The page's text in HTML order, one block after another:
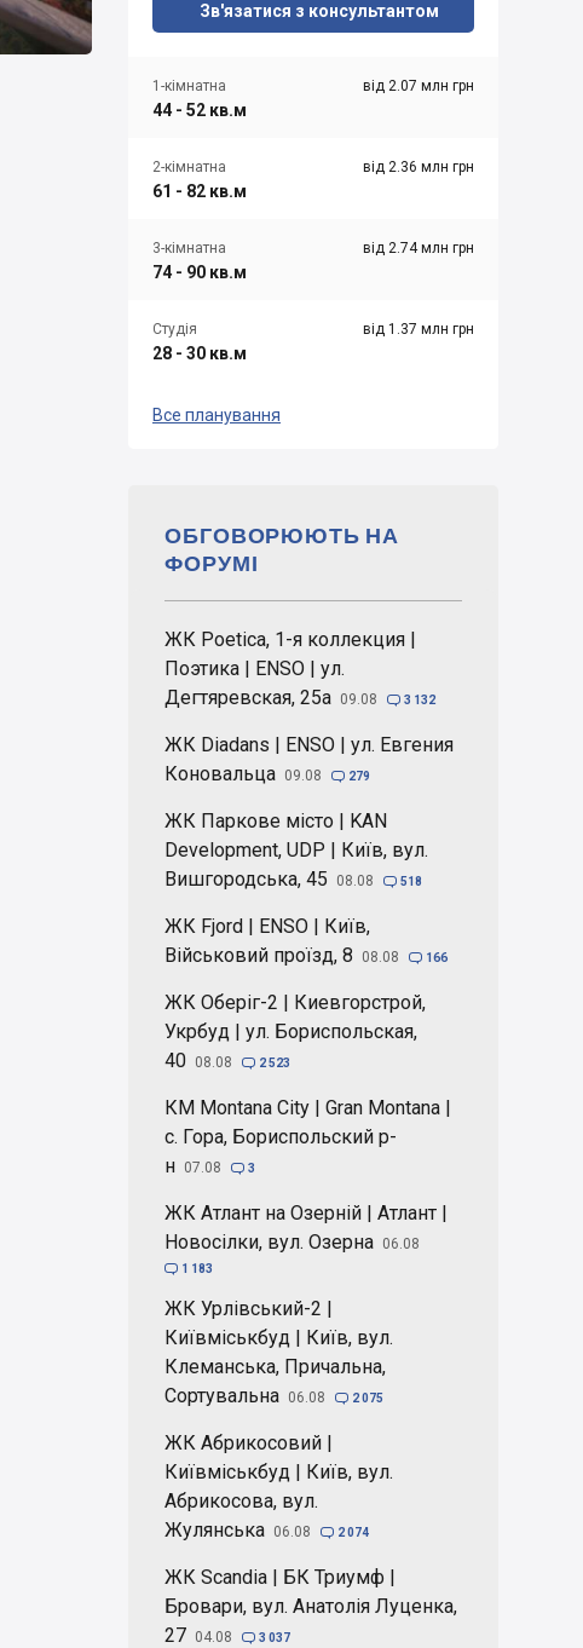
Зв'язатися з консультантом
1-кімнатна від 2.07 млн грн
44 - 52 кв.м
2-кімнатна від 2.36 млн грн
61 - 82 кв.м
3-кімнатна від 2.74 млн грн
74 - 90 кв.м
Студія від 1.37 млн грн
28 - 30 кв.м
Все планування
ЖК Poetica, 1-я коллекция |
Поэтика | ENSO | ул.
Дегтяревская, 25а 09.08  3 132
ЖК Diadans | ENSO | ул. Евгения
Коновальца 09.08  279
ЖК Паркове місто | KAN
Development, UDP | Київ, вул.
Вишгородська, 45
08.08  518
ЖК Fjord | ENSO | Київ,
Військовий проїзд, 8
08.08  166
ЖК Оберіг-2 | Киевгорстрой,
Укрбуд | ул. Бориспольская,
40 08.08  2 523
КМ Montana City | Gran Montana |
с. Гора, Бориспольский р-
н 07.08  3
ЖК Атлант на Озерній | Атлант |
Новосілки, вул. Озерна 06.08
 1 183
ЖК Урлівський-2 |
Київміськбуд | Київ, вул.
Клеманська, Причальна,
Сортувальна 06.08  2 075
ЖК Абрикосовий |
Київміськбуд | Київ, вул.
Абрикосова, вул.
Жулянська 06.08  2 074
ЖК Scandia | БК Триумф |
Бровари, вул. Анатолія Луценка,
27 04.08  3 037
ОБГОВОРЮЮТЬ НА
ФОРУМІ